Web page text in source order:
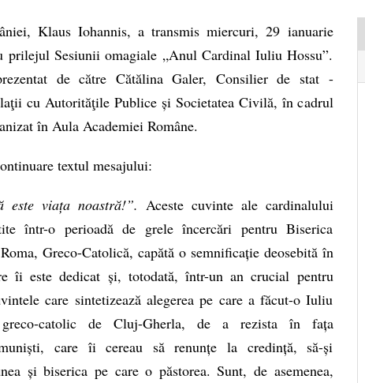
Klaus Iohannis, a transmis miercuri, 29 ianuarie
prilejul Sesiunii omagiale „Anul Cardinal Iuliu Hossu”.
de către Cătălina Galer, Consilier de stat -
cu Autorităţile Publice și Societatea Civilă, în cadrul
în Aula Academiei Române.
textul mesajului:
este viața noastră!”. Aceste cuvinte ale cardinalului
într-o perioadă de grele încercări pentru Biserica
Greco-Catolică, capătă o semnificație deosebită în
îi este dedicat și, totodată, într-un an crucial pentru
care sintetizează alegerea pe care a făcut-o Iuliu
greco-catolic de Cluj-Gherla, de a rezista în fața
care îi cereau să renunțe la credință, să-și
și biserica pe care o păstorea. Sunt, de asemenea,